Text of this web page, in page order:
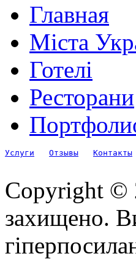
Главная
Міста
Готелі
Ресторани
Услуги Отзывы Контакты
Copyright ©
захищено.